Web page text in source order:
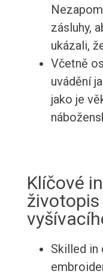
zásluhy,
ukázali,
Včetně
uvádění
jako je
Klíčové
životopis
Skilled in